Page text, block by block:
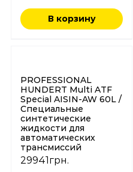
В корзину
PROFESSIONAL
HUNDERT Multi ATF
Special AISIN-AW 60L /
Специальные
синтетические
жидкости для
автоматических
трансмиссий
29941грн.